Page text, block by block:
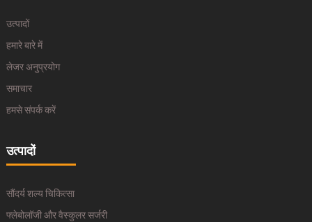
उत्पादों
हमारे बारे में
लेजर अनुप्रयोग
समाचार
हमसे संपर्क करें
उत्पादों
सौंदर्य शल्य चिकित्सा
फ्लेबोलॉजी और वैस्कुलर सर्जरी